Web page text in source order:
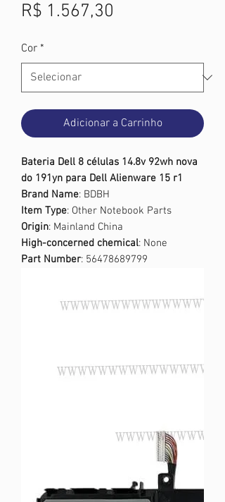
R$ 1.567,30
Cor *
Adicionar a Carrinho
Bateria Dell 8 células 14.8v 92wh nova
do 191yn para Dell Alienware 15 r1
Brand Name: BDBH
Item Type: Other Notebook Parts
Origin: Mainland China
High-concerned chemical: None
Part Number: 56478689799